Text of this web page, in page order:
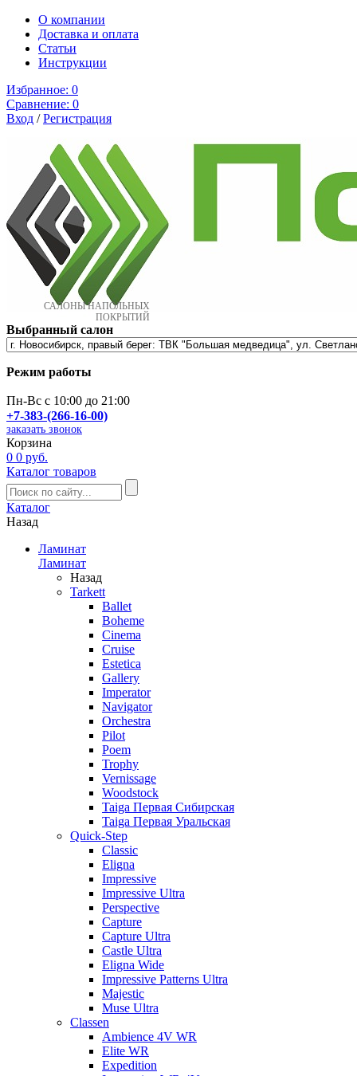
О компании
Доставка и оплата
Cтатьи
Инструкции
Избранное: 0
Сравнение: 0
Вход /Регистрация
САЛОНЫ НАПОЛЬНЫХ
ПОКРЫТИЙ
Выбранный салон
Режим работы
Пн-Вс с 10:00 до 21:00
+7-383-(266-16-00)
заказать звонок
Корзина
0 0 руб.
Каталог товаров
Каталог
Назад
Ламинат
Ламинат
Назад
Tarkett
Ballet
Boheme
Cinema
Cruise
Estetica
Gallery
Imperator
Navigator
Orchestra
Pilot
Poem
Trophy
Vernissage
Woodstock
Taiga Первая Сибирская
Taiga Первая Уральская
Quick-Step
Classic
Eligna
Impressive
Impressive Ultra
Perspective
Capture
Capture Ultra
Castle Ultra
Eligna Wide
Impressive Patterns Ultra
Majestic
Muse Ultra
Classen
Ambience 4V WR
Elite WR
Expedition